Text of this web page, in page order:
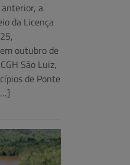
a
da Licença
outubro de
São Luiz,
de Ponte